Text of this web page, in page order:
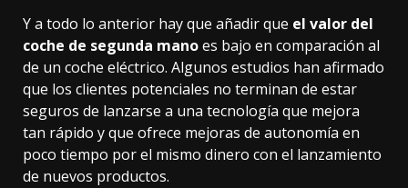
Y a todo lo anterior hay que añadir que el valor del
coche de segunda manoes bajo en comparación al
de un coche eléctrico. Algunos estudios han afirmado
que los clientes potenciales no terminan de estar
seguros de lanzarse a una tecnología que mejora
tan rápido y que ofrece mejoras de autonomía en
poco tiempo por el mismo dinero con el lanzamiento
de nuevos productos.